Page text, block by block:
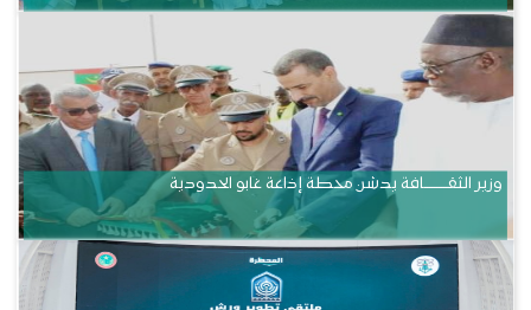
وزير الثقــــــــــافة يدشن محطة إذاعة غابو الحدودية